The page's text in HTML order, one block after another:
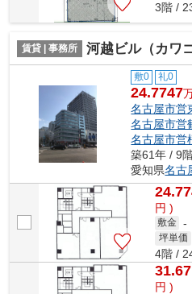
3階 /
賃貸 | 事務所 河越ビル（カワゴエビ
敷0 礼0
24.7747
名古屋市営
名古屋市営
名古屋市営
築61年 / 9
愛知県名古
円 )
敷金 -
坪単価
4階 /
円 )